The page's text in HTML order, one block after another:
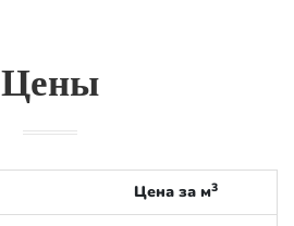
Цены
Цена за м3